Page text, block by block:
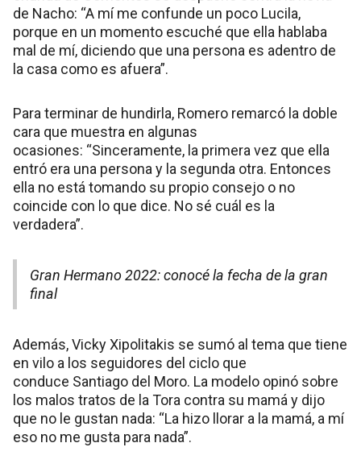
de Nacho: “A mí me confunde un poco Lucila,
porque en un momento escuché que ella hablaba
mal de mí, diciendo que una persona es adentro de
la casa como es afuera”.
Para terminar de hundirla, Romero remarcó la doble
cara que muestra en algunas
ocasiones: “Sinceramente, la primera vez que ella
entró era una persona y la segunda otra. Entonces
ella no está tomando su propio consejo o no
coincide con lo que dice. No sé cuál es la
verdadera”.
Gran Hermano 2022: conocé la fecha de la gran
final
Además, Vicky Xipolitakis se sumó al tema que tiene
en vilo a los seguidores del ciclo que
conduce Santiago del Moro. La modelo opinó sobre
los malos tratos de la Tora contra su mamá y dijo
que no le gustan nada: “La hizo llorar a la mamá, a mí
eso no me gusta para nada”.